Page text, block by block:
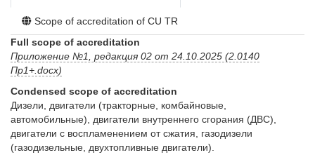
Scope of accreditation of CU TR
Full scope of accreditation
Приложение №1, редакция 02 от 24.10.2025 (2.0140
Пр1+.docx)
Condensed scope of accreditation
Дизели, двигатели (тракторные, комбайновые,
автомобильные), двигатели внутреннего сгорания (ДВС),
двигатели с воспламенением от сжатия, газодизели
(газодизельные, двухтопливные двигатели).